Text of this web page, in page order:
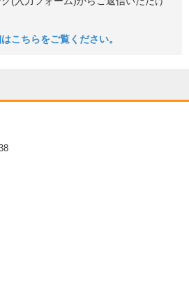
こちらをご覧ください。